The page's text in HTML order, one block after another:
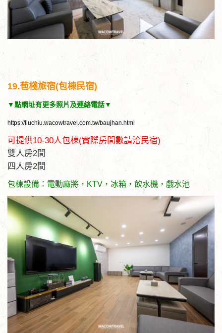
19.苞棧旅宿(包棟民宿)
▼點網址有更多照片及連絡電話▼
https://liuchiu.wacowtravel.com.tw/baujhan.html
可提供10-30人包棟(實際房間數請洽民宿)
雙人房2間
四人房2間
包棟設備：電動麻將，KTV，冰箱，飲水機，戲水池